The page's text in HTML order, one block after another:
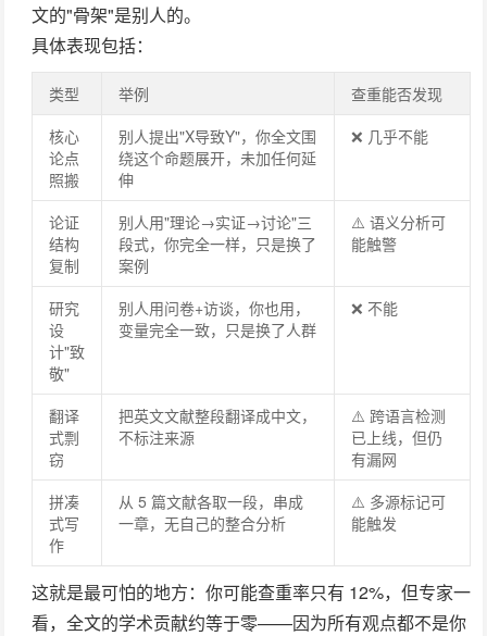
文的"骨架"是别人的。
具体表现包括：
类型 举例
查重能否发现
核心
论点
照搬
别人提出"X导致Y"，你全文围
绕这个命题展开，未加任何延
伸
❌ 几乎不能
论证
结构
复制
别人用"理论→实证→讨论"三
段式，你完全一样，只是换了
案例
⚠️ 语义分析可
能触警
研究
设
计"致
敬"
别人用问卷+访谈，你也用，
变量完全一致，只是换了人群
❌ 不能
翻译
式剽
窃
把英文文献整段翻译成中文，
不标注来源
⚠️ 跨语言检测
已上线，但仍
有漏网
拼凑
式写
作
从 5 篇文献各取一段，串成
一章，无自己的整合分析
⚠️ 多源标记可
能触发
这就是最可怕的地方：你可能查重率只有 12%，但专家一
看，全文的学术贡献约等于零——因为所有观点都不是你